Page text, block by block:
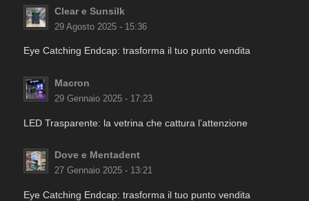
Clear e Sunsilk
29 Agosto 2025 - 15:36
Eye Catching Endcap: trasforma il tuo punto vendita
Macron
29 Gennaio 2025 - 17:23
LED Trasparente: la vetrina che cattura l’attenzione
Dove e Mentadent
27 Gennaio 2025 - 13:21
Eye Catching Endcap: trasforma il tuo punto vendita